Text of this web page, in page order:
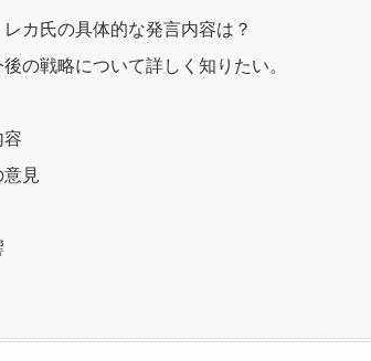
カ氏の具体的な発言内容は？
の戦略について詳しく知りたい。
容
意見